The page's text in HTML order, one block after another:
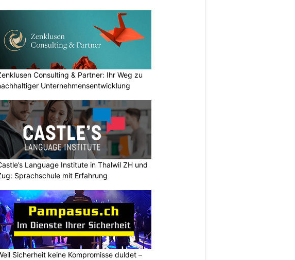
Consulting & Partner: Ihr Weg zu
Unternehmensentwicklung
Language Institute in Thalwil ZH und
Sprachschule mit Erfahrung
Sicherheit keine Kompromisse duldet –